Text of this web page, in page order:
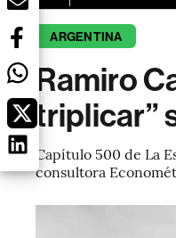
ARGENTINA
Ramiro
triplicar”
Capítulo 500 de La
consultora